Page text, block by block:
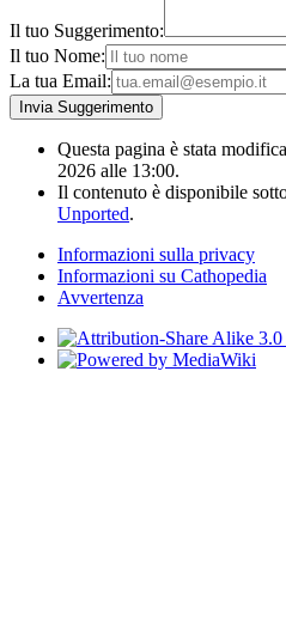
Il tuo Suggerimento:
Il tuo Nome:
La tua Email:
Questa pagina è stata
2026 alle 13:00.
Il contenuto è disponibile
Unported.
Informazioni sulla privacy
Informazioni su Cathopedia
Avvertenza